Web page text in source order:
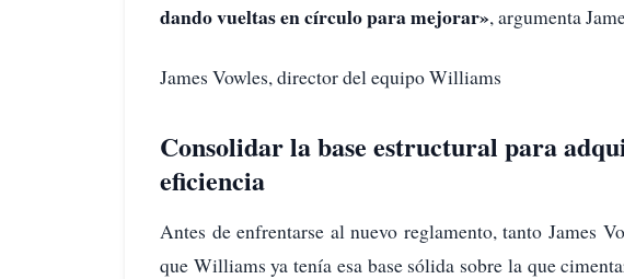
dando vueltas en círculo para mejorar», argumenta
James Vowles, director del equipo Williams
Consolidar la base estructural para
eficiencia
Antes de enfrentarse al nuevo reglamento, tanto James
que Williams ya tenía esa base sólida sobre la que